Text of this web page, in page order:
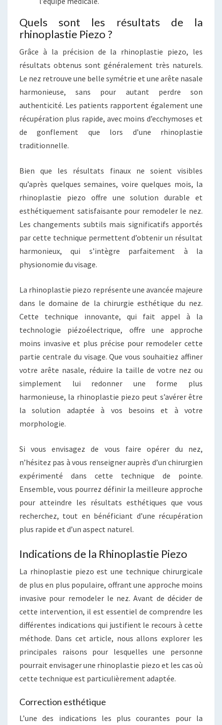
Quels sont les résultats de la
rhinoplastie Piezo ?
Grâce à la précision de la rhinoplastie piezo, les
résultats obtenus sont généralement très naturels.
Le nez retrouve une belle symétrie et une arête nasale
harmonieuse, sans pour autant perdre son
authenticité. Les patients rapportent également une
récupération plus rapide, avec moins d’ecchymoses et
de gonflement que lors d’une rhinoplastie
traditionnelle.
Bien que les résultats finaux ne soient visibles
qu’après quelques semaines, voire quelques mois, la
rhinoplastie piezo offre une solution durable et
esthétiquement satisfaisante pour remodeler le nez.
Les changements subtils mais significatifs apportés
par cette technique permettent d’obtenir un résultat
harmonieux, qui s’intègre parfaitement à la
physionomie du visage.
La rhinoplastie piezo représente une avancée majeure
dans le domaine de la chirurgie esthétique du nez.
Cette technique innovante, qui fait appel à la
technologie piézoélectrique, offre une approche
moins invasive et plus précise pour remodeler cette
partie centrale du visage. Que vous souhaitiez affiner
votre arête nasale, réduire la taille de votre nez ou
simplement lui redonner une forme plus
harmonieuse, la rhinoplastie piezo peut s’avérer être
la solution adaptée à vos besoins et à votre
morphologie.
Si vous envisagez de vous faire opérer du nez,
n’hésitez pas à vous renseigner auprès d’un chirurgien
expérimenté dans cette technique de pointe.
Ensemble, vous pourrez définir la meilleure approche
pour atteindre les résultats esthétiques que vous
recherchez, tout en bénéficiant d’une récupération
plus rapide et d’un aspect naturel.
Indications de la Rhinoplastie Piezo
La rhinoplastie piezo est une technique chirurgicale
de plus en plus populaire, offrant une approche moins
invasive pour remodeler le nez. Avant de décider de
cette intervention, il est essentiel de comprendre les
différentes indications qui justifient le recours à cette
méthode. Dans cet article, nous allons explorer les
principales raisons pour lesquelles une personne
pourrait envisager une rhinoplastie piezo et les cas où
cette technique est particulièrement adaptée.
Correction esthétique
L’une des indications les plus courantes pour la